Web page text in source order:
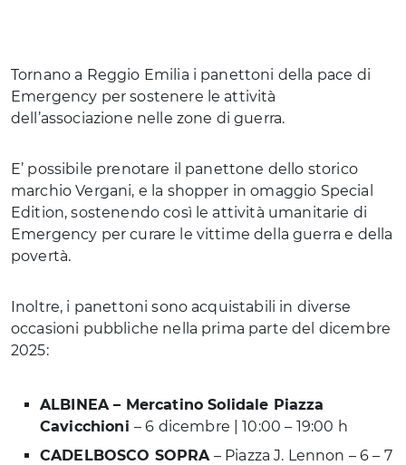
Tornano a Reggio Emilia i panettoni della pace di
Emergency per sostenere le attività
dell’associazione nelle zone di guerra.
E’ possibile prenotare il panettone dello storico
marchio Vergani, e la shopper in omaggio Special
Edition, sostenendo così le attività umanitarie di
Emergency per curare le vittime della guerra e della
povertà.
Inoltre, i panettoni sono acquistabili in diverse
occasioni pubbliche nella prima parte del dicembre
2025:
ALBINEA – Mercatino Solidale Piazza
Cavicchioni – 6 dicembre | 10:00 – 19:00 h
CADELBOSCO SOPRA– Piazza J. Lennon – 6 – 7